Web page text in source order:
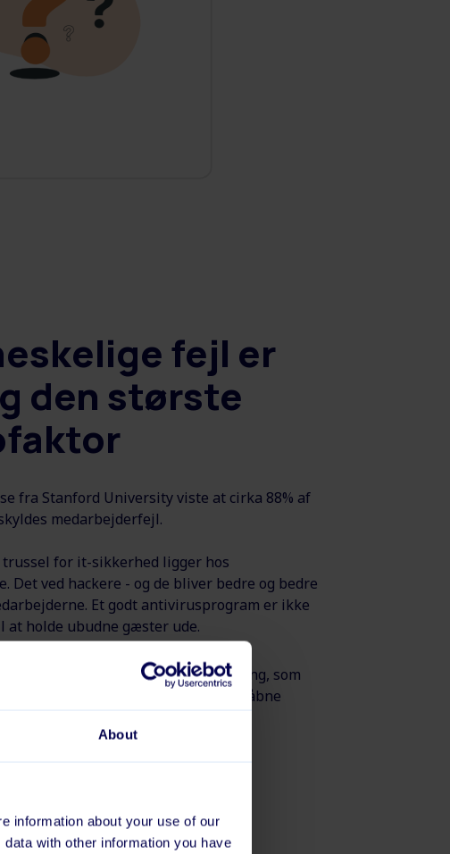
About
information about your use of our
with other information you have
fejl er
den største
fra Stanford University viste at cirka 88% af
medarbejderfejl.
trussel for it-sikkerhed ligger hos
Det ved hackere - og de bliver bedre og bedre
Et godt antivirusprogram er ikke
at holde ubudne gæster ude.
har brug for it-sikkerhedstræning, som
kommer til at klikke på links eller åbne